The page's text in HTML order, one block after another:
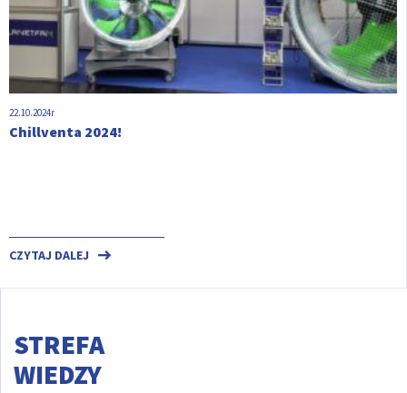
22.10.2024r
Chillventa 2024!
CZYTAJ DALEJ
STREFA
WIEDZY